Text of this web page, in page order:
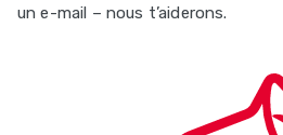
un e-mail – nous t’aiderons.